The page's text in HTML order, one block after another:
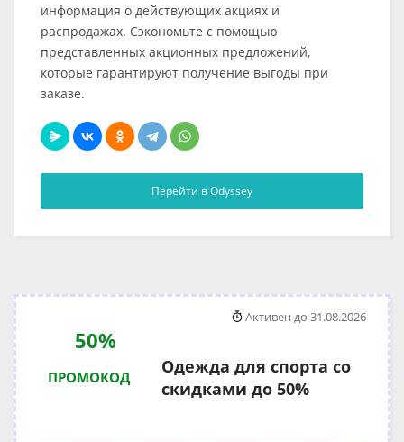
информация о действующих акциях и
распродажах. Сэкономьте с помощью
представленных акционных предложений,
которые гарантируют получение выгоды при
заказе.
Перейти в Odyssey
50%
ПРОМОКОД
Одежда для спорта со
скидками до 50%
Активен до 31.08.2026